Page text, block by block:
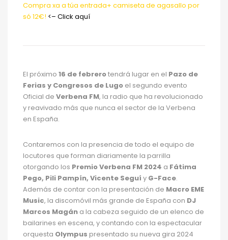
Compra xa a túa entrada+ camiseta de agasallo por
só 12€! <– Click aquí
El próximo 16 de febrerotendrá lugar en el Pazo de
Ferias y Congresos de Lugo el segundo evento
Oficial de Verbena FM, la radio que ha revolucionado
y reavivado más que nunca el sector de la Verbena
en España.
Contaremos con la presencia de todo el equipo de
locutores que forman diariamente la parrilla
otorgando los Premio Verbena FM 2024 a Fátima
Pego, Pili Pampín, Vicente Seguí y G-Face.
Además de contar con la presentación de Macro EME
Music, la discomóvil más grande de España con DJ
Marcos Magán a la cabeza seguido de un elenco de
bailarines en escena, y contando con la espectacular
orquesta Olympus presentado su nueva gira 2024